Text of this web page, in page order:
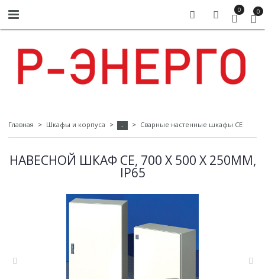
0 0
Главная Шкафы и корпуса - Сварные настенные шкафы СЕ
НАВЕСНОЙ ШКАФ CE, 700 X 500 X 250ММ,
IP65